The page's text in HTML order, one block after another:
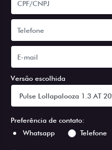
Versão escolhida
Preferência de contato:
Whatsapp
Telefone